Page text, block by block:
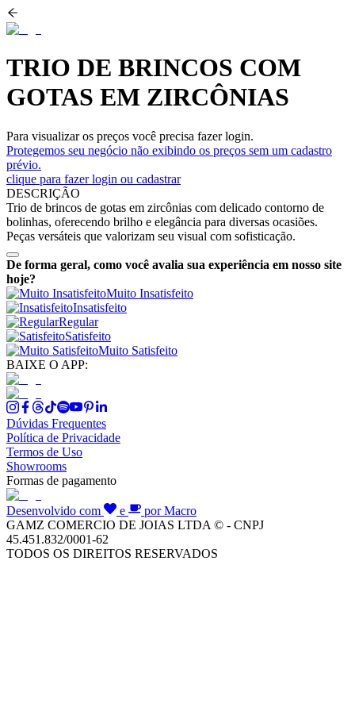
TRIO DE BRINCOS COM
GOTAS EM ZIRCÔNIAS
Para visualizar os preços você precisa fazer login.
Protegemos seu negócio não exibindo os preços sem um cadastro
prévio.
clique para fazer login ou cadastrar
DESCRIÇÃO
Trio de brincos de gotas em zircônias com delicado contorno de
bolinhas, oferecendo brilho e elegância para diversas ocasiões.
Peças versáteis que valorizam seu visual com sofisticação.
De forma geral, como você avalia sua experiência em nosso site
hoje?
Muito Insatisfeito
Insatisfeito
Regular
Satisfeito
Muito Satisfeito
BAIXE O APP:
Dúvidas Frequentes
Política de Privacidade
Termos de Uso
Showrooms
Formas de pagamento
Desenvolvido com e
por Macro
GAMZ COMERCIO DE JOIAS LTDA © - CNPJ
45.451.832/0001-62
TODOS OS DIREITOS RESERVADOS